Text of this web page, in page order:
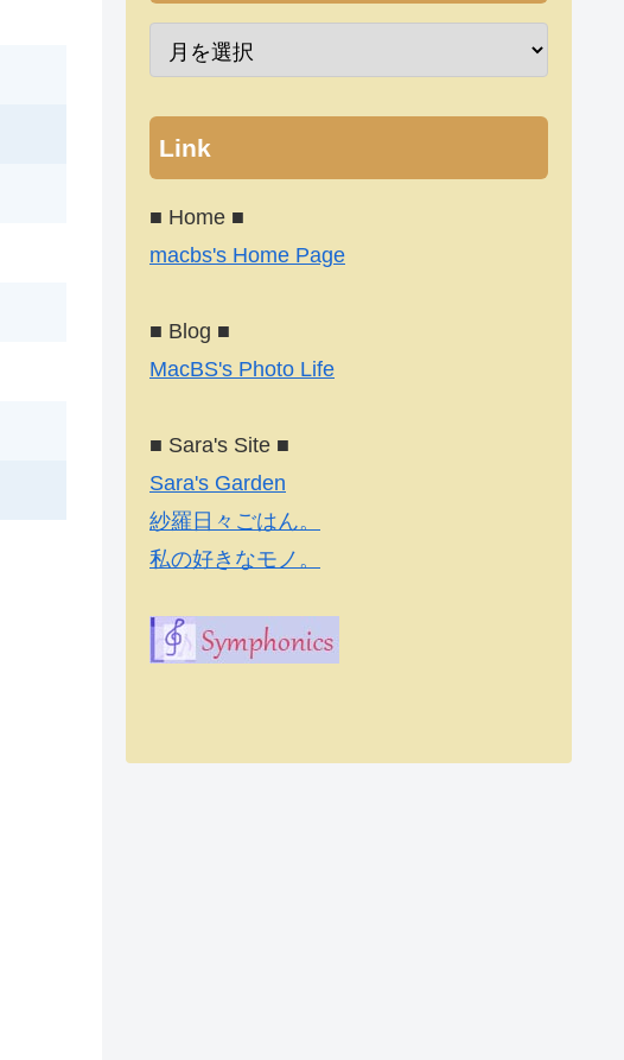
Link
■ Home ■
macbs's Home Page
■ Blog ■
MacBS's Photo Life
■ Sara's Site ■
Sara's Garden
紗羅日々ごはん。
私の好きなモノ。